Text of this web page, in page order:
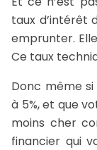
taux d’intérêt
emprunter.
Ce taux
Donc même
à 5%, et que
moins cher
financier qui